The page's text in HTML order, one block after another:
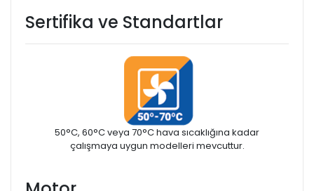
Sertifika ve Standartlar
50°C, 60°C veya 70°C hava sıcaklığına kadar
çalışmaya uygun modelleri mevcuttur.